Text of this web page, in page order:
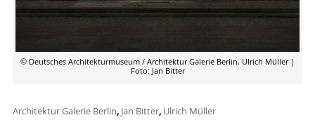
© Deutsches Architekturmuseum / Architektur Galerie Berlin, Ulrich Müller |
Foto: Jan Bitter
Architektur Galerie Berlin, Jan Bitter, Ulrich Müller